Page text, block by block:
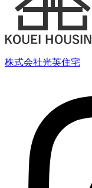
株式会社光英住宅